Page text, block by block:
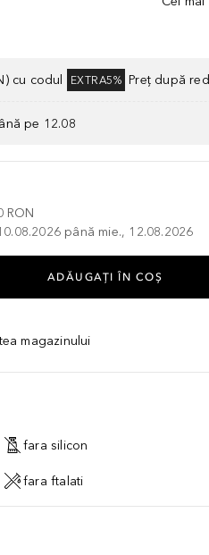
cu codul EXTRA5% Preț după
pe 12.08
RON
până mie., 12.08.2026
ADĂUGAȚI ÎN COŞ
magazinului
fara silicon
fara ftalati